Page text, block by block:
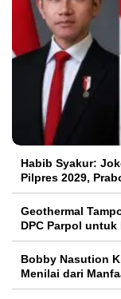
Habib Syakur:
Pilpres 2029,
Geothermal
DPC Parpol untuk
Bobby Nasution
Menilai dari